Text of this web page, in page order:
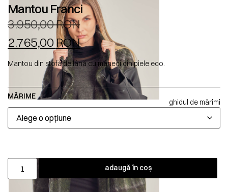
Mantou Franci
3.950,00RON
2.765,00RON
Mantou din stofă de lână cu mâneci din piele eco.
MĂRIME
ghidul de mărimi
adaugă în coș